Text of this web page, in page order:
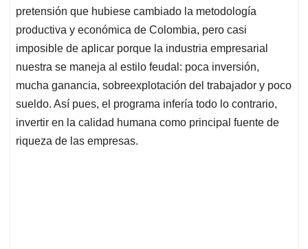
pretensión que hubiese cambiado la metodología
productiva y económica de Colombia, pero casi
imposible de aplicar porque la industria empresarial
nuestra se maneja al estilo feudal: poca inversión,
mucha ganancia, sobreexplotación del trabajador y poco
sueldo. Así pues, el programa infería todo lo contrario,
invertir en la calidad humana como principal fuente de
riqueza de las empresas.